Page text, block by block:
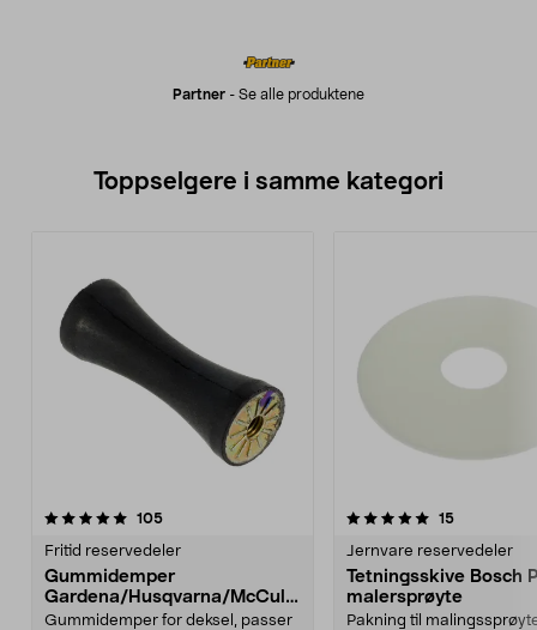
Partner - Se alle produktene
Toppselgere i samme kategori
105anmeldelser
Fritid reservedeler
Gummidemper
Gardena/Husqvarna/McCullo
ch/Flymo
Gummidemper for deksel, passer
5.0 av 5 stjerner 15anmeldelser
Jernvare reservedeler
Tetningsskive Bosch
malersprøyte
Pakning til
4.5 av 5 stjerner